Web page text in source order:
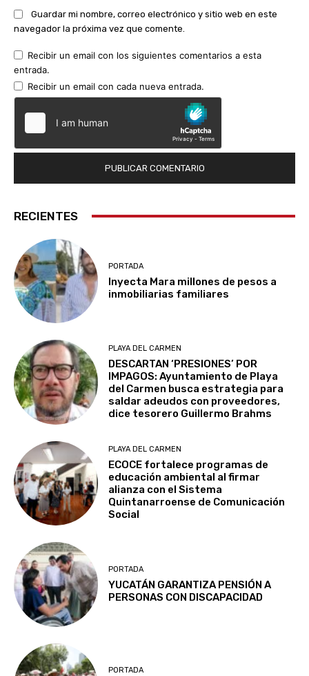
Guardar mi nombre, correo electrónico y sitio web en este
navegador la próxima vez que comente.
Recibir un email con los siguientes comentarios a esta
entrada.
Recibir un email con cada nueva entrada.
RECIENTES
PORTADA
Inyecta Mara millones de pesos a
inmobiliarias familiares
PLAYA DEL CARMEN
DESCARTAN ‘PRESIONES’ POR
IMPAGOS: Ayuntamiento de Playa
del Carmen busca estrategia para
saldar adeudos con proveedores,
dice tesorero Guillermo Brahms
PLAYA DEL CARMEN
ECOCE fortalece programas de
educación ambiental al firmar
alianza con el Sistema
Quintanarroense de Comunicación
Social
PORTADA
YUCATÁN GARANTIZA PENSIÓN A
PERSONAS CON DISCAPACIDAD
PORTADA